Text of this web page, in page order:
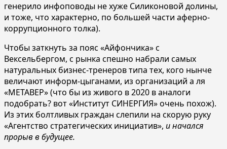
генерило инфоповоды не хуже Силиконовой долины,
и тоже, что характерно, по большей части аферно-
коррупционного толка).
Чтобы заткнуть за пояс «Айфончика» с
Вексельбергом, с рынка спешно набрали самых
натуральных бизнес-тренеров типа тех, кого нынче
величают информ-цыганами, из организаций а ля
«МЕТАВЕР» (что бы из живого в 2020 в аналоги
подобрать? вот «Институт СИНЕРГИЯ» очень похож).
Из этих болтливых граждан слепили на скорую руку
«Агентство стратегических инициатив», и начался
прорыв в будущее.